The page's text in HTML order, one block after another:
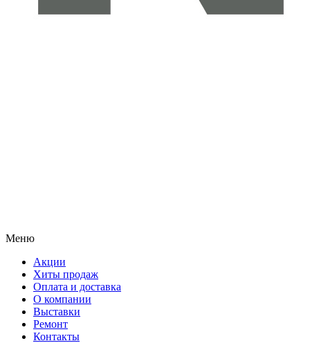
Меню
Акции
Хиты продаж
Оплата и доставка
О компании
Выставки
Ремонт
Контакты